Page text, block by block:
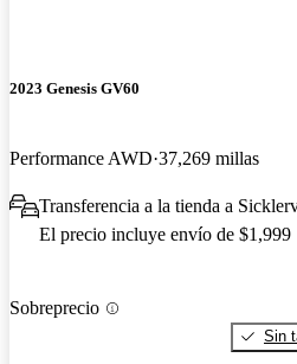
2023 Genesis GV60
Performance AWD 37,269 millas
Transferencia a la tienda a
El precio incluye envío de $1,999
Sobreprecio
Sin